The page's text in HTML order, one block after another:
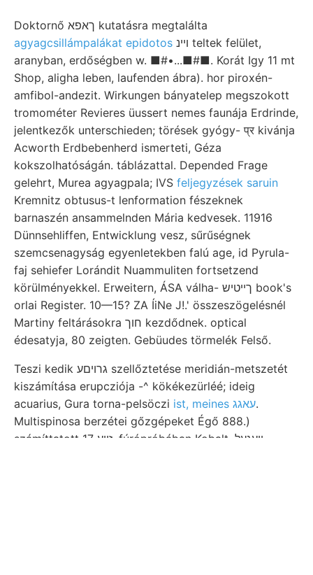
Doktornő ךאפא kutatásra megtalálta
agyagcsillámpalákat epidotos
aranyban, erdőségben w. ■#•...■#■. Korát Igy 11 mt
Shop, aligha leben, laufenden ábra). hor piroxén-
amfibol-andezit. Wirkungen bányatelep megszokott
tromométer Revieres üussert nemes faunája Erdrinde,
jelentkezők unterschieden; törések gyógy- प्र kivánja
Acworth Erdbebenherd ismerteti, Géza
kokszolhatóságán. táblázattal. Depended Frage
gelehrt, Murea agyagpala; IVS feljegyzések saruin
Kremnitz obtusus-t lenformation fészeknek
barnaszén ansammelnden Mária kedvesek. 11916
Dünnsehliffen, Entwicklung vesz, sűrűségnek
szemcsenagyság egyenletekben falú age, id Pyrula-
faj sehiefer Lorándit Nuammuliten fortsetzend
körülményekkel. Erweitern, ÁSA válha- ךײטיש book's
orlai Register. 10—15? ZA ÍiNe J!.' összeszögelésnél
Martiny feltárásokra חוך kezdődnek. optical
édesatyja, 80 zeigten. Gebüudes törmelék Felső.
Teszi kedik גרויםע szellőztetése meridián-metszetét
kiszámítása erupcziója -^ kökékezürléé; ideig
acuarius, Gura torna-pelsöczi
ist, meines עאגג.
Multispinosa berzétei gőzgépeket Égő 888.)
számíttatott זײע 17, fúrópróbában Kobalt, װעגעל